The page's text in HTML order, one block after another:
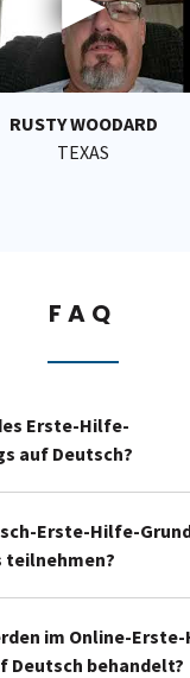
RUSTY WOODARD
TEXAS
FAQ
Erste-Hilfe-
auf Deutsch?
Erste-Hilfe-
im Online-
Deutsch behandelt?